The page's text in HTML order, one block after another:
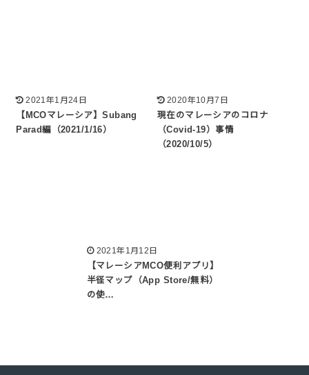
2021年1月24日
【MCOマレーシア】Subang
Parad編（2021/1/16）
2020年10月7日
現在のマレーシアのコロナ
（Covid-19）事情
（2020/10/5）
2021年1月12日
【マレーシアMCO便利アプリ】
半径マップ（App Store/無料）
の使…